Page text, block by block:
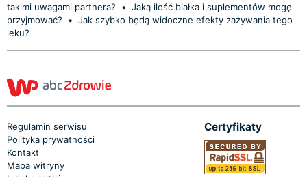
takimi uwagami partnera?
• Jaką ilość białka i suplementów mogę
przyjmować?
• Jak szybko będą widoczne efekty zażywania tego
leku?
Regulamin serwisu
Polityka prywatności
Kontakt
Mapa witryny
Certyfikaty